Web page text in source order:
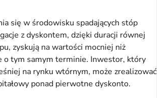
się w środowisku spadających stóp
z dyskontem, dzięki duracji równej
zyskują na wartości mocniej niż
o tym samym terminie. Inwestor, który
na rynku wtórnym, może zrealizować
ponad pierwotne dyskonto.